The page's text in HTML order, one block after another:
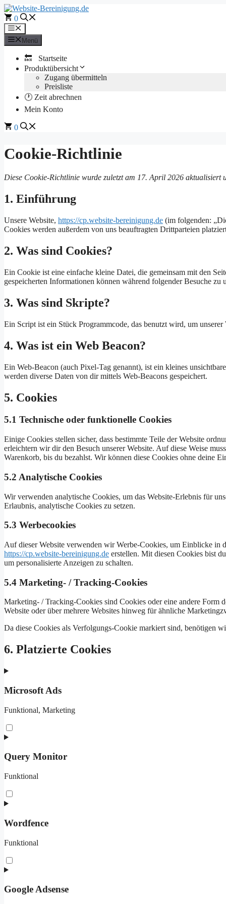
Zum
Inhalt
springen
0
Menü
Menü
🔙 Startseite
Produktübersicht
Zugang übermitteln
Preisliste
🕐 Zeit abrechnen
Mein Konto
0
Cookie-Richtlinie
Diese Cookie-Richtlinie wurde zuletzt am 17. April 2026
1. Einführung
Unsere Website, https://cp.website-bereinigung.de (im folgenden:
Cookies werden außerdem von uns beauftragten Drittparteien
2. Was sind Cookies?
Ein Cookie ist eine einfache kleine Datei, die gemeinsam mit den
gespeicherten Informationen können während folgender Besuche
3. Was sind Skripte?
Ein Script ist ein Stück Programmcode, das benutzt wird, um
4. Was ist ein Web Beacon?
Ein Web-Beacon (auch Pixel-Tag genannt), ist ein kleines
werden diverse Daten von dir mittels Web-Beacons gespeichert.
5. Cookies
5.1 Technische oder funktionelle Cookies
Einige Cookies stellen sicher, dass bestimmte Teile der Website
erleichtern wir dir den Besuch unserer Website. Auf diese Weise
Warenkorb, bis du bezahlst. Wir können diese Cookies ohne deine
5.2 Analytische Cookies
Wir verwenden analytische Cookies, um das Website-Erlebnis für
Erlaubnis, analytische Cookies zu setzen.
5.3 Werbecookies
Auf dieser Website verwenden wir Werbe-Cookies, um Einblicke in
https://cp.website-bereinigung.de erstellen. Mit diesen Cookies bist
um personalisierte Anzeigen zu schalten.
5.4 Marketing- / Tracking-Cookies
Marketing- / Tracking-Cookies sind Cookies oder eine andere Form
Website oder über mehrere Websites hinweg für ähnliche
Da diese Cookies als Verfolgungs-Cookie markiert sind, benötigen
6. Platzierte Cookies
Microsoft Ads
Funktional, Marketing
Consent
to
microsoft-
ads
Query Monitor
Funktional
Consent
to
query-
monitor
Wordfence
Funktional
Consent
to
wordfence
Google Adsense